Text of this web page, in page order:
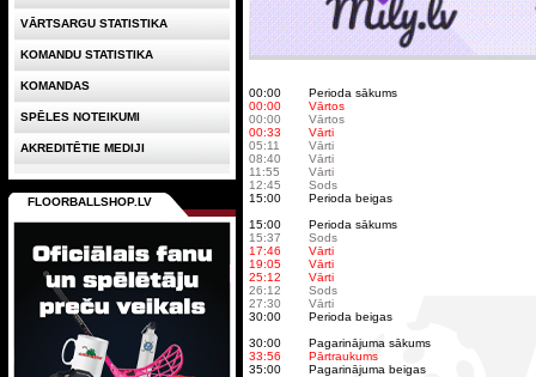
00:00
Perioda sākums
00:00
Vārtos
00:00
Vārtos
00:33
Vārti
05:11
Vārti
08:40
Vārti
11:55
Vārti
12:45
Sods
15:00
Perioda beigas
15:00
Perioda sākums
15:37
Sods
17:46
Vārti
19:05
Vārti
25:12
Vārti
26:12
Sods
27:30
Vārti
30:00
Perioda beigas
30:00
Pagarinājuma sākums
33:56
Pārtraukums
35:00
Pagarinājuma beigas
VĀRTSARGU STATISTIKA
KOMANDU STATISTIKA
KOMANDAS
SPĒLES NOTEIKUMI
AKREDITĒTIE MEDIJI
FLOORBALLSHOP.LV